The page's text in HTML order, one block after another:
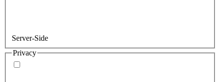
Server-Side
Privacy